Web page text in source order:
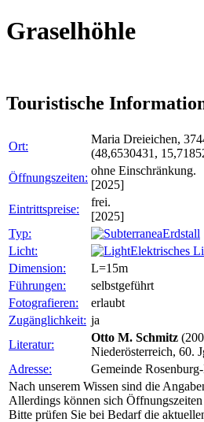
Graselhöhle
Touristische
Ort:
Maria Dreieichen,
(48,6530431,
Öffnungszeiten:
ohne Einschränkung.
[2025]
Eintrittspreise:
frei.
[2025]
Typ:
Erdstall
Licht:
Elektrisches
Dimension:
L=15m
Führungen:
selbstgeführt
Fotografieren:
erlaubt
Zugänglichkeit: ja
Literatur:
Otto M. Schmitz
Niederösterreich, 60.
Adresse:
Gemeinde
Nach unserem Wissen sind die
Allerdings können sich
Bitte prüfen Sie bei Bedarf die